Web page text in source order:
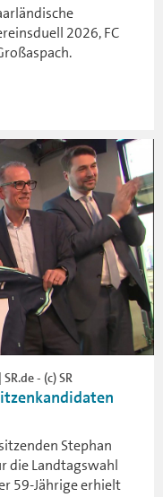
2026, FC
- (c) SR
Stephan
die Landtagswahl
59-Jährige erhielt